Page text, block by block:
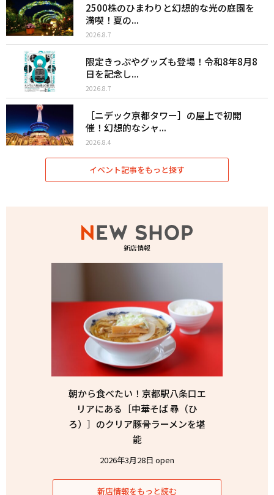
2500株のひまわりと幻想的な光の庭園を
満喫！夏の...
2026.8.7
限定きっぷやグッズも登場！令和8年8月8
日を記念し...
2026.8.7
［ニデック京都タワー］の屋上で初開
催！幻想的なシャ...
2026.8.4
イベント記事をもっと探す
新店情報
朝から食べたい！京都駅八条口エ
リアにある［中華そば 尋（ひ
ろ）］のクリア豚骨ラーメンを堪
能
2026年3月28日 open
新店情報をもっと読む